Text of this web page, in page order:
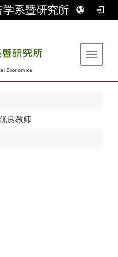
学系暨研究所
Toggle
良教师